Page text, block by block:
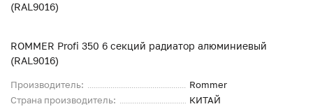
ROMMER Profi 350 6 секций радиатор алюминиевый
(RAL9016)
Производитель:
Rommer
Страна производитель:
КИТАЙ